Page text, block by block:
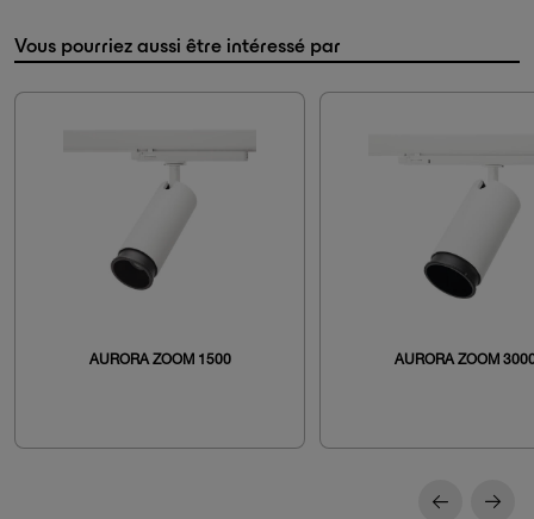
Vous pourriez aussi être intéressé par
AURORA ZOOM 1500 AURORA ZOOM